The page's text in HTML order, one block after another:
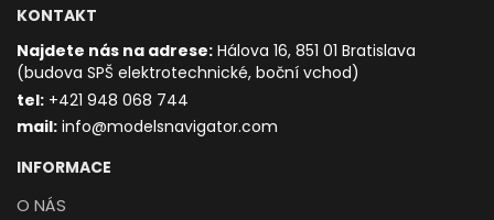
KONTAKT
Najdete nás na adrese: Hálova 16, 851 01 Bratislava
(budova SPŠ elektrotechnické, boční vchod)
tel: +421 948 068 744
mail: info@modelsnavigator.com
INFORMACE
O NÁS